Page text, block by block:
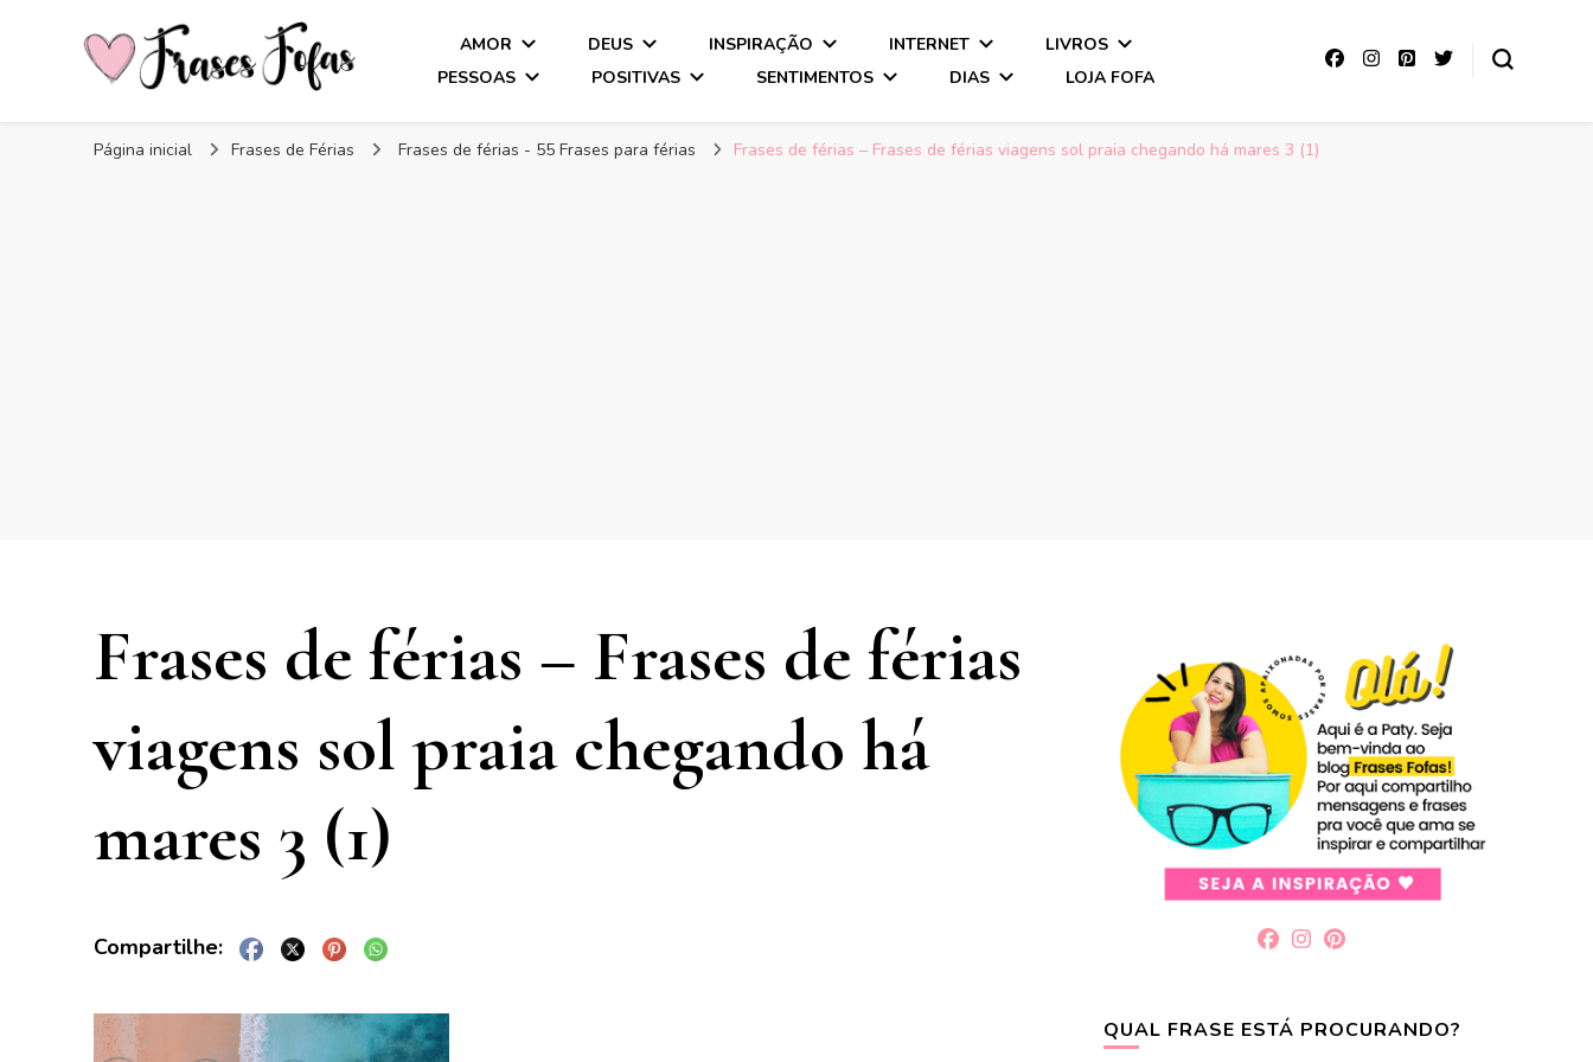
Frases Fofas
AMOR DEUS INSPIRAÇÃO INTERNET
LIVROS
PESSOAS
POSITIVAS SENTIMENTOS DIAS LOJA FOFA
Página inicial Frases de Férias Frases de férias - 55 Frases para férias Frases de férias – Frases de férias viagens sol praia chegando há mares 3 (1)
Frases de férias – Frases de férias
viagens sol praia chegando há
mares 3 (1)
QUAL FRASE ESTÁ PROCURANDO?